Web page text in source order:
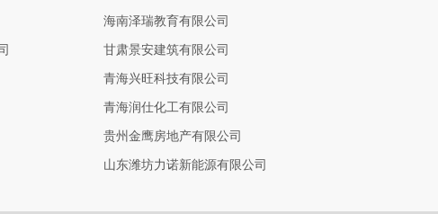
海南泽瑞教育有限公司
甘肃景安建筑有限公司
青海兴旺科技有限公司
青海润仕化工有限公司
贵州金鹰房地产有限公司
山东潍坊力诺新能源有限公司